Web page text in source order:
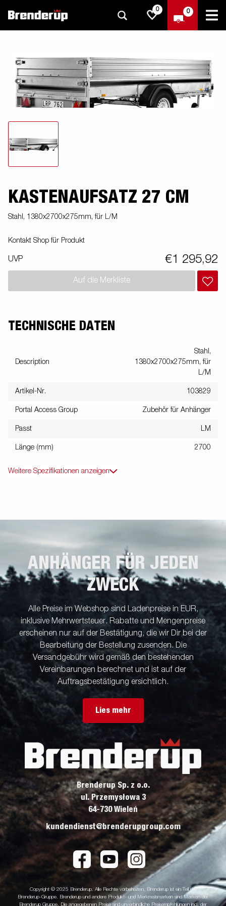
0 0
KASTENAUFSATZ 27 CM
Stahl, 1380x2700x275mm, für L/M
Kontakt Shop für Produkt
UVP €1 295,92
Auf die Merkliste
TECHNISCHE DATEN
Description
Stahl,
1380x2700x275mm, für
L/M
Artikel-Nr. 103829
Portal Access Group Zubehör für Anhänger
Passt LM
Länge (mm) 2700
Weitere Spezifikationen anzeigen
ANHÄNGER FÜR JEDEN
ZWECK
Alle Preise im Webshop sind Ladenpreise in EUR,
inklusive Mehrwertsteuer. Rabatte und Mengenpreise
erscheinen nur auf der Bestätigung, die wir Dir bei der
Bearbeitung der Bestellung zusenden. Die
Versandgebühr wird gemäß den bestehenden
Vereinbarungen berechnet und ist auf der
Auftragsbestätigung ersichtlich.
Lies mehr
Brenderup Sp. z o.o.
ul. Przemysłowa 3
64-730 Wieleń
kundendienst@brenderupgroup.com
Copyright © 2025 Brenderup. Alle Rechte vorbehalten. Brenderup ist ein Teil der
Brenderup-Gruppe. Brenderup und andere Produkt- und Merkmalsmarken sind Marken der
Brenderup Gruppe. Die angegebenen Preise sind unverbindliche Preisempfehlungen incl. der